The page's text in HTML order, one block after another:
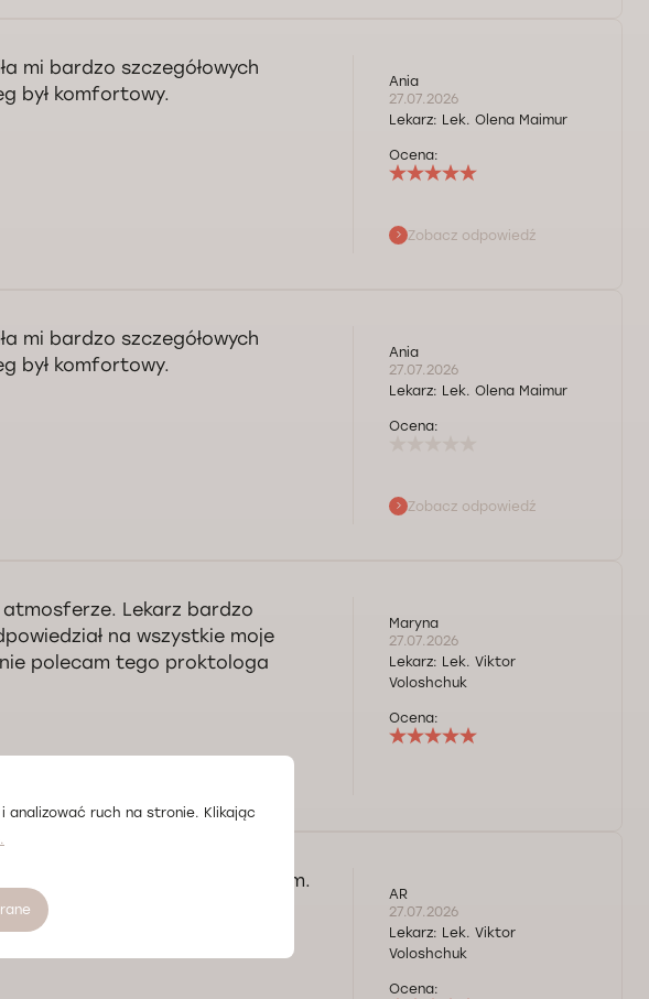
mi bardzo szczegółowych
był komfortowy.
Ania
27.07.2026
Lekarz: Lek. Olena Maimur
Ocena:
Zobacz odpowiedź
mi bardzo szczegółowych
był komfortowy.
Ania
27.07.2026
Lekarz: Lek. Olena Maimur
Ocena:
Zobacz odpowiedź
Lekarz bardzo
na wszystkie moje
polecam tego proktologa
Maryna
27.07.2026
Lekarz: Lek. Viktor
Voloshchuk
Ocena:
szybko rozwiązał problem.
AR
27.07.2026
Lekarz: Lek. Viktor
Voloshchuk
Ocena:
analizować ruch na stronie. Klikając